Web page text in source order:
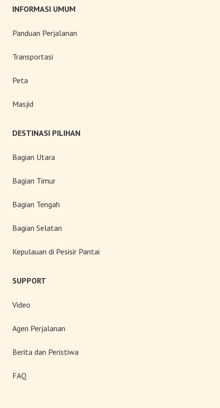
INFORMASI UMUM
Panduan Perjalanan
Transportasi
Peta
Masjid
DESTINASI PILIHAN
Bagian Utara
Bagian Timur
Bagian Tengah
Bagian Selatan
Kepulauan di Pesisir Pantai
SUPPORT
Video
Agen Perjalanan
Berita dan Peristiwa
FAQ